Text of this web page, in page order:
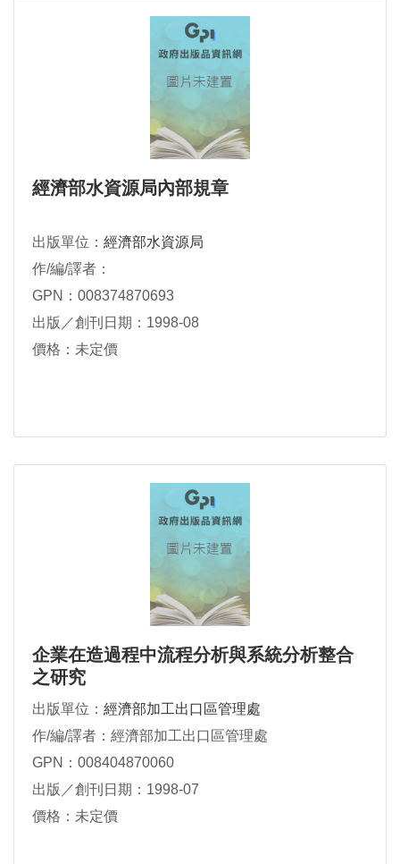
經濟部水資源局內部規章
出版單位： 經濟部水資源局
作/編/譯者：
GPN：008374870693
出版／創刊日期：1998-08
價格：未定價
企業在造過程中流程分析與系統分析整合
之研究
出版單位： 經濟部加工出口區管理處
作/編/譯者：經濟部加工出口區管理處
GPN：008404870060
出版／創刊日期：1998-07
價格：未定價